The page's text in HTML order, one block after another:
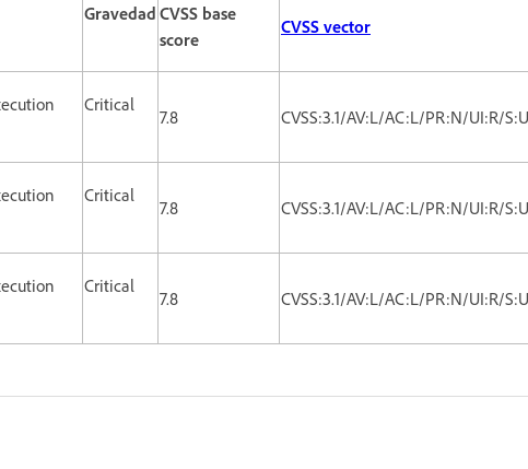
Gravedad CVSS base
score
CVSS vector
Critical
7.8 CVSS:3.1/AV:L/AC:L/PR:N/UI:R/
Critical
7.8 CVSS:3.1/AV:L/AC:L/PR:N/UI:R/
Critical
7.8 CVSS:3.1/AV:L/AC:L/PR:N/UI:R/